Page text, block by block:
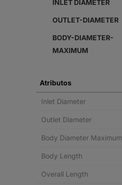
INLET DIAMETER
OUTLET-DIAMETER
BODY-DIAMETER-
MAXIMUM
Atributos
Inlet Diameter
Outlet Diameter
Body Diameter Maximum
Body Length
Overall Length